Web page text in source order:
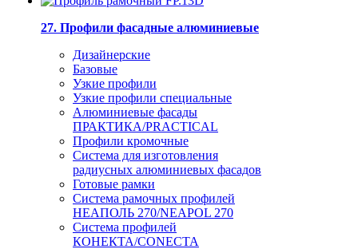
27. Профили фасадные алюминиевые
Дизайнерские
Базовые
Узкие профили
Узкие профили специальные
Алюминиевые фасады
ПРАКТИКА/PRACTICAL
Профили кромочные
Система для изготовления
радиусных алюминиевых фасадов
Готовые рамки
Система рамочных профилей
НЕАПОЛЬ 270/NEAPOL 270
Система профилей
КОНЕКТА/CONECTA